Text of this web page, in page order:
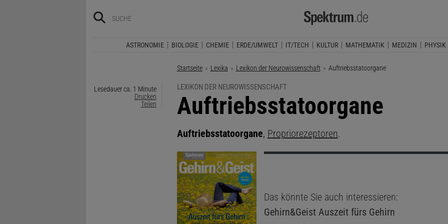
ASTRONOMIE BIOLOGIE CHEMIE ERDE/UMWELT IT/TECH KULTUR MATHEMATIK MEDIZIN PHYSIK
Startseite Lexika Lexikon der Neurowissenschaft Aktuelle Seite:
Auftriebsstatoorgane
Lesedauer ca. 1 Minute
Drucken
Teilen
LEXIKON DER NEUROWISSENSCHAFT
:
Auftriebsstatoorgane
Auftriebsstatoorgane, Propriorezeptoren.
Das könnte Sie auch interessieren:
Gehirn&Geist Auszeit fürs Gehirn